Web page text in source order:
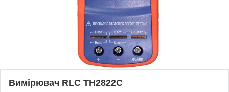
Вимірювач RLC TH2822C